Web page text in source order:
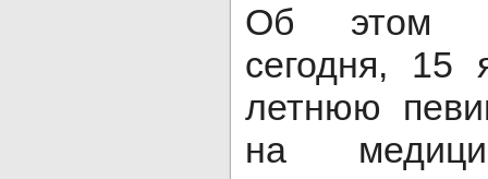
Об этом
сегодня, 15
летнюю
на